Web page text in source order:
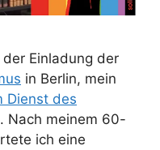
Einladung der
in Berlin, mein
Dienst des
Nach meinem 60-
ich eine